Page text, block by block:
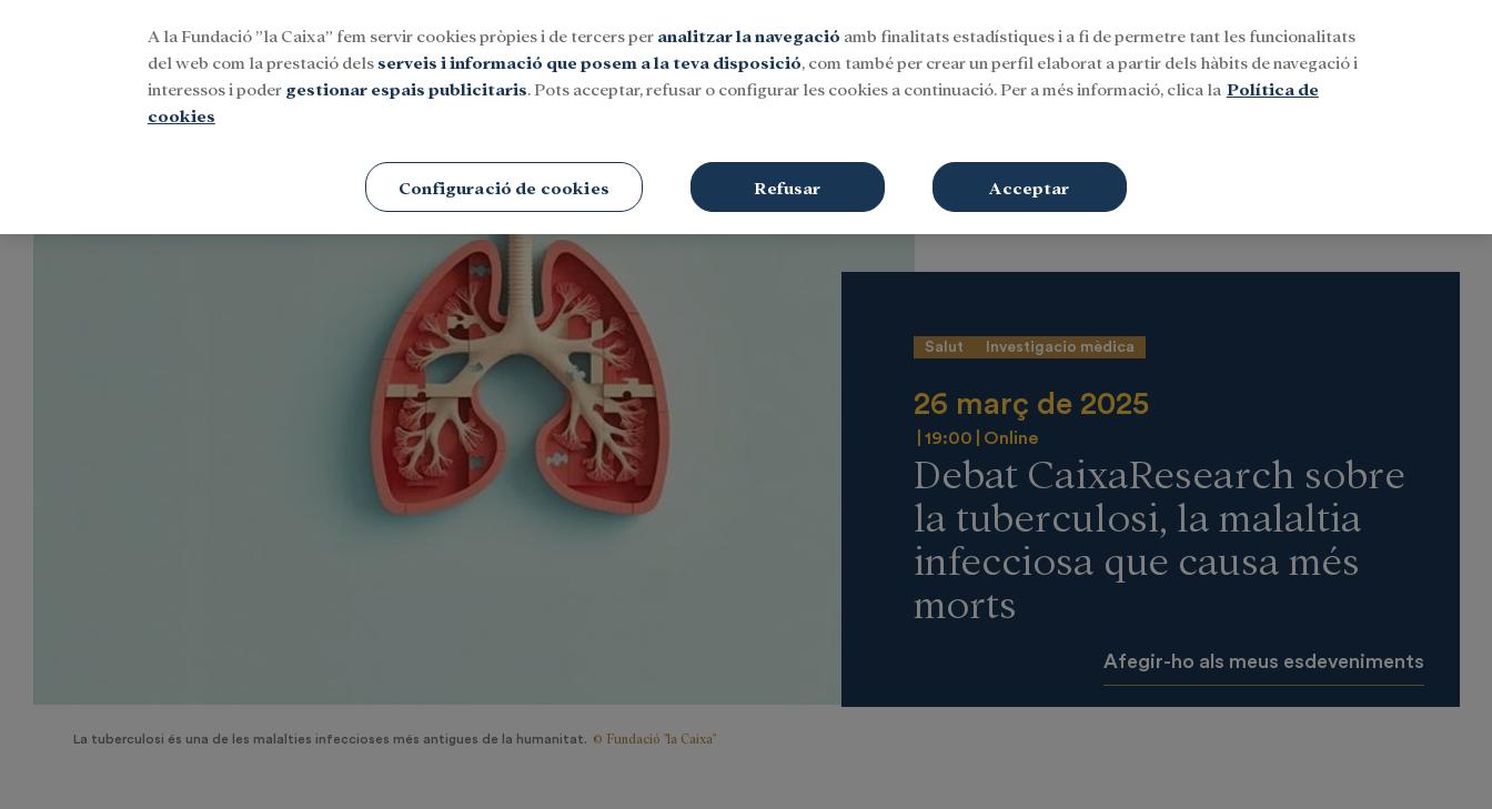
Iniciar sessió Buscar
Investigació i beques
La tuberculosi és una de les malalties infeccioses més antigues de la humanitat. © Fundació "la Caixa"
Salut Investigacio mèdica
26 març de 2025
19:00 Online
Debat CaixaResearch sobre
la tuberculosi, la malaltia
infecciosa que causa més
morts
Afegir-ho als meus esdeveniments
A la Fundació ”la Caixa” fem servir cookies pròpies i de tercers per analitzar la navegació amb finalitats estadístiques i a fi de permetre tant les funcionalitats
del web com la prestació dels serveis i informació que posem a la teva disposició, com també per crear un perfil elaborat a partir dels hàbits de navegació i
interessos i poder gestionar espais publicitaris. Pots acceptar, refusar o configurar les cookies a continuació. Per a més informació, clica la Política de
cookies
Configuració de cookies Refusar Acceptar